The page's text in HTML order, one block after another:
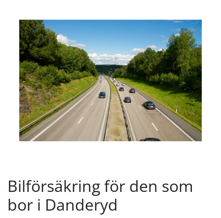
Bilförsäkring för den som
bor i Danderyd